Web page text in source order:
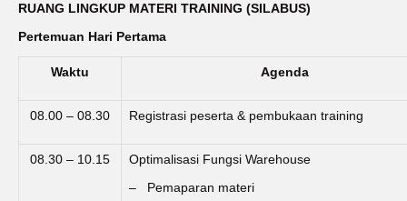
RUANG LINGKUP MATERI TRAINING (SILABUS)
Pertemuan Hari Pertama
Waktu Agenda
08.00 – 08.30 Registrasi peserta & pembukaan training
08.30 – 10.15 Optimalisasi Fungsi Warehouse
– Pemaparan materi